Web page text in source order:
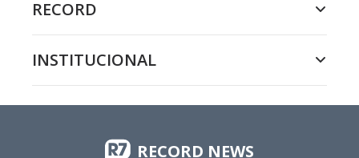
RECORD
INSTITUCIONAL
RECORD NEWS